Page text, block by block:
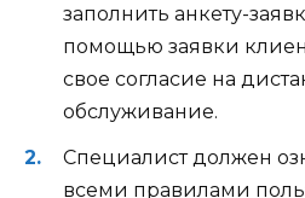
заполнить анкету-
помощью заявки
свое согласие на
обслуживание.
Специалист должен
всеми правилами